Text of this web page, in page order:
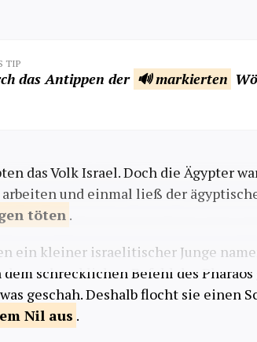
TIP
das Antippen der 🔊 markierten
das Volk Israel. Doch die Ägypter
und einmal ließ der
töten .
ein kleiner israelitischer Junge
schrecklichen Befehl des
geschah. Deshalb flocht sie einen
Nil aus .